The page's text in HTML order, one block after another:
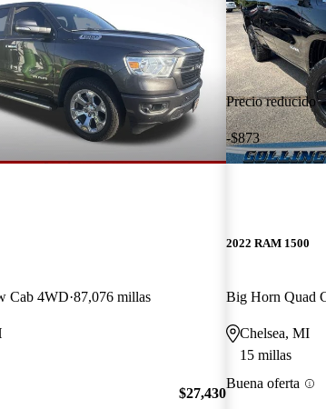
Cab 4WD 87,076 millas
$27,430
Precio reducido
-$873
2022 RAM 1500
Big Horn Quad
Chelsea, MI
15 millas
Buena oferta